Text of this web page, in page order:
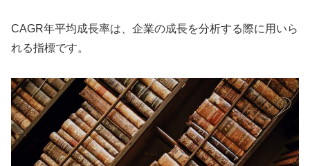
CAGR年平均成長率は、企業の成長を分析する際に用いら
れる指標です。